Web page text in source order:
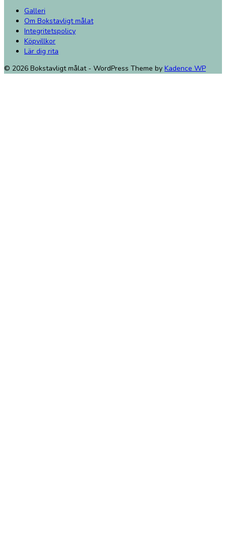
Galleri
Om Bokstavligt målat
Integritetspolicy
Köpvillkor
Lär dig rita
© 2026 Bokstavligt målat - WordPress Theme by Kadence WP